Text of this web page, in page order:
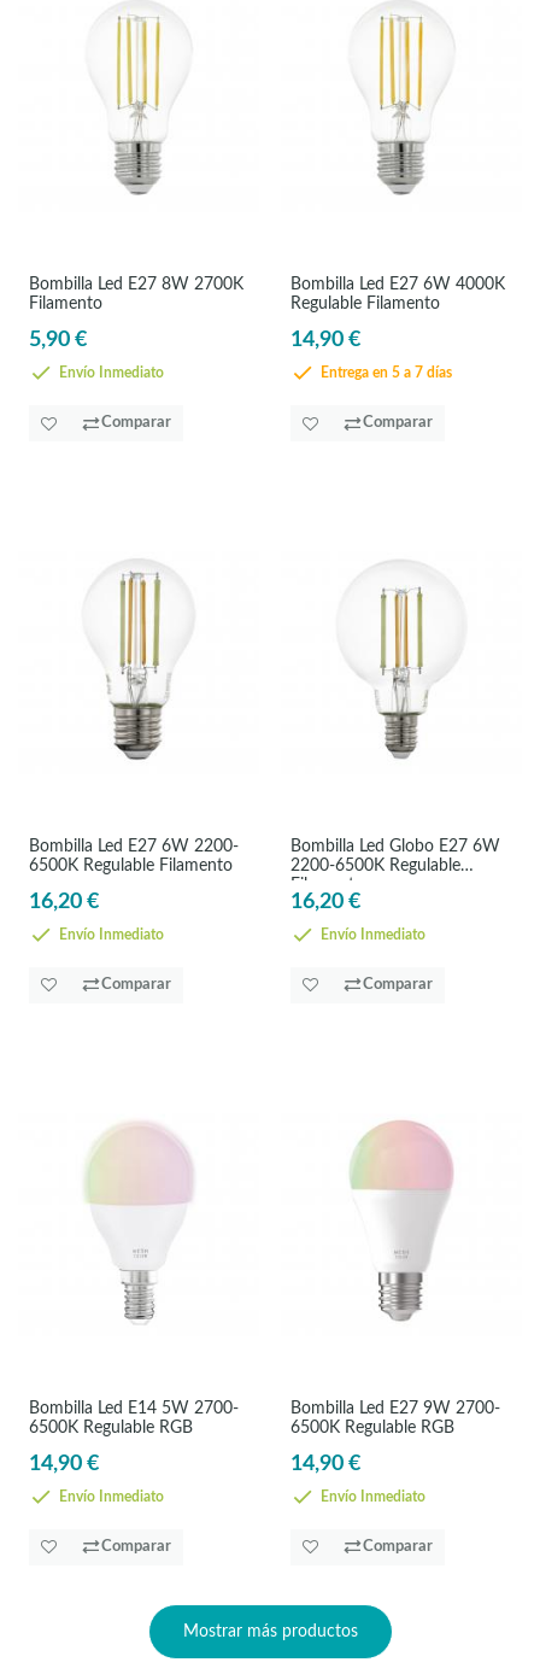
Bombilla Led E27 8W 2700K
Filamento
5,90 €
Envío Inmediato
Comparar
Bombilla Led E27 6W 4000K
Regulable Filamento
14,90 €
Entrega en 5 a 7 días
Comparar
Bombilla Led E27 6W 2200-
6500K Regulable Filamento
16,20 €
Envío Inmediato
Comparar
Bombilla Led Globo E27 6W
2200-6500K Regulable
Filamento
16,20 €
Envío Inmediato
Comparar
Bombilla Led E14 5W 2700-
6500K Regulable RGB
14,90 €
Envío Inmediato
Comparar
Bombilla Led E27 9W 2700-
6500K Regulable RGB
14,90 €
Envío Inmediato
Comparar
Mostrar más productos